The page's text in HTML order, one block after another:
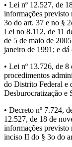
• Lei nº 12.527, de
informações
3o do art. 37 e no §
Lei no 8.112, de 11
de 5 de maio de
janeiro de 1991; e
• Lei nº 13.726, de
procedimentos
do Distrito Federal e
Desburocratização e
• Decreto nº 7.724,
12.527, de 18 de
informações
inciso II do § 3o do